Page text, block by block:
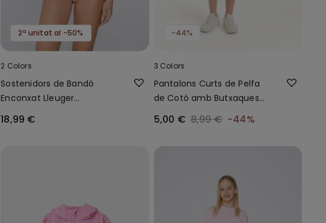
2ª unitat al -50%
2 Colors
Sostenidors de Bandó
Enconxat Lleuger
Coverage
18,99 €
-44%
3 Colors
Pantalons Curts de Pelfa
de Cotó amb Butxaques
5,00 € 8,99 € -44%